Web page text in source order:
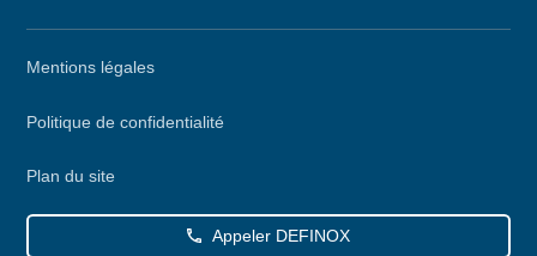
Mentions légales
Politique de confidentialité
Plan du site
Appeler DEFINOX